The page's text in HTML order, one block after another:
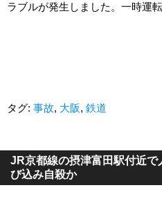
ラブルが発生しました。一時運
タグ: 事故, 大阪, 鉄道
JR京都線の摂津富田駅付近
び込み自殺か